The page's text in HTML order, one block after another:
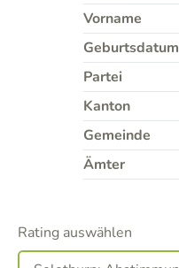
Vorname
Geburtsdatum
Partei
Kanton
Gemeinde
Ämter
Rating auswählen